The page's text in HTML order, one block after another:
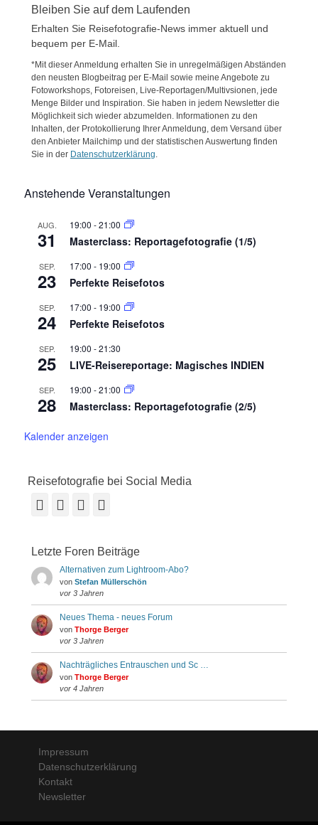
Bleiben Sie auf dem Laufenden
Erhalten Sie Reisefotografie-News immer aktuell und
bequem per E-Mail.
*Mit dieser Anmeldung erhalten Sie in unregelmäßigen Abständen
den neusten Blogbeitrag per E-Mail sowie meine Angebote zu
Fotoworkshops, Fotoreisen, Live-Reportagen/Multivsionen, jede
Menge Bilder und Inspiration. Sie haben in jedem Newsletter die
Möglichkeit sich wieder abzumelden. Informationen zu den
Inhalten, der Protokollierung Ihrer Anmeldung, dem Versand über
den Anbieter Mailchimp und der statistischen Auswertung finden
Sie in der Datenschutzerklärung.
Anstehende Veranstaltungen
AUG.
31
19:00 -21:00
Masterclass: Reportagefotografie (1/5)
SEP.
23
17:00 - 19:00
Perfekte Reisefotos
SEP.
24
17:00 - 19:00
Perfekte Reisefotos
SEP.
25
19:00 -21:30
LIVE-Reisereportage: Magisches INDIEN
SEP.
28
19:00 -21:00
Masterclass: Reportagefotografie (2/5)
Kalender anzeigen
Reisefotografie bei Social Media
Facebook
VimeoYouTube
Letzte Foren Beiträge
Alternativen zum Lightroom-Abo?
von Stefan Müllerschön
vor 3 Jahren
Neues Thema - neues Forum
von Thorge Berger
vor 3 Jahren
Nachträgliches Entrauschen und Sc …
von Thorge Berger
vor 4 Jahren
Impressum
Datenschutzerklärung
Kontakt
Newsletter